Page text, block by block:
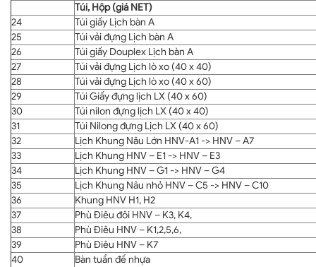
Túi, Hộp (giá NET)
24
Túi giấy Lịch bàn A
25
Túi vải đựng Lịch bàn A
26
Túi giấy Douplex Lịch bàn A
27
Túi vải đựng Lịch lò xo (40 x 40)
28
Túi vải đựng Lịch lò xo (40 x 60)
29
Túi Giấy đựng lịch LX (40 x 60)
30
Túi nilon đựng lịch LX (40 x 40)
31
Túi Nilong đựng Lịch LX (40 x 60)
32
Lịch Khung Nâu Lớn HNV-A1 -> HNV – A7
33
Lịch Khung HNV – E1 -> HNV – E3
34
Lịch Khung HNV – G1 -> HNV – G4
35
Lịch Khung Nâu nhỏ HNV – C5 -> HNV – C10
36
Khung HNV H1, H2
37
Phù Điêu đôi HNV – K3, K4,
38
Phù Điêu HNV – K1,2,5,6,
39
Phù Điêu HNV – K7
40
Bàn tuần đế nhựa